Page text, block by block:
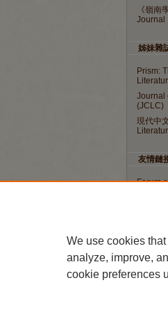
《嶺南
Journal
姊妹雜
Prism:
Journal
(JCLC)
現代中
友情鏈
Forum
We use cookies
analyze, improve,
cookie preferences